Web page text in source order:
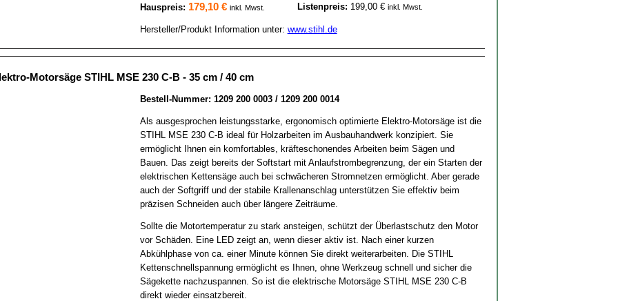
Hauspreis: 179,10 € inkl. Mwst. Listenpreis: 199,00 € inkl. Mwst.
Hersteller/Produkt Information unter: www.stihl.de
Motorsäge STIHL MSE 230 C-B - 35 cm / 40 cm
Bestell-Nummer: 1209 200 0003 / 1209 200 0014
Als ausgesprochen leistungsstarke, ergonomisch optimierte Elektro-Motorsäge ist die
STIHL MSE 230 C-B ideal für Holzarbeiten im Ausbauhandwerk konzipiert. Sie
ermöglicht Ihnen ein komfortables, kräfteschonendes Arbeiten beim Sägen und
Bauen. Das zeigt bereits der Softstart mit Anlaufstrombegrenzung, der ein Starten der
elektrischen Kettensäge auch bei schwächeren Stromnetzen ermöglicht. Aber gerade
auch der Softgriff und der stabile Krallenanschlag unterstützen Sie effektiv beim
präzisen Schneiden auch über längere Zeiträume.
Sollte die Motortemperatur zu stark ansteigen, schützt der Überlastschutz den Motor
vor Schäden. Eine LED zeigt an, wenn dieser aktiv ist. Nach einer kurzen
Abkühlphase von ca. einer Minute können Sie direkt weiterarbeiten. Die STIHL
Kettenschnellspannung ermöglicht es Ihnen, ohne Werkzeug schnell und sicher die
Sägekette nachzuspannen. So ist die elektrische Motorsäge STIHL MSE 230 C-B
direkt wieder einsatzbereit.